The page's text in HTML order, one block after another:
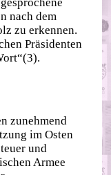
nach dem
zu erkennen.
Präsidenten
zunehmend
im Osten
und
Armee